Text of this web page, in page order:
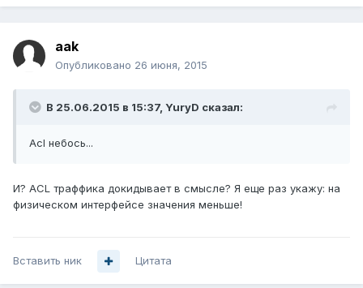
aak
Опубликовано 26 июня, 2015
В 25.06.2015 в 15:37, YuryD сказал:
Acl небось...
И? ACL траффика докидывает в смысле? Я еще раз укажу: на
физическом интерфейсе значения меньше!
Вставить ник Цитата